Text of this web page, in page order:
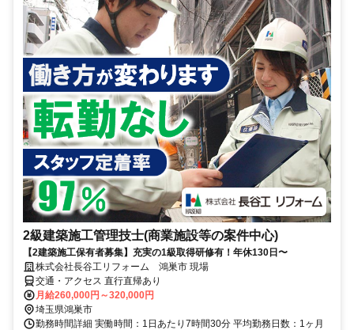
2級建築施工管理技士(商業施設等の案件中心)
【2建築施工保有者募集】充実の1級取得研修有！年休130日〜
株式会社長谷工リフォーム 鴻巣市 現場
交通・アクセス 直行直帰あり
月給260,000円～320,000円
埼玉県鴻巣市
勤務時間詳細 実働時間：1日あたり7時間30分 平均勤務日数：1ヶ月